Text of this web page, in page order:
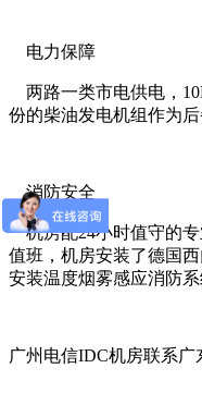
电力保障
两路一类市电供电，
份的柴油发电机组作为后
消防安全
机房配24小时值守的专
值班，机房安装了德国
安装温度烟雾感应消防
广州电信IDC机房联系广